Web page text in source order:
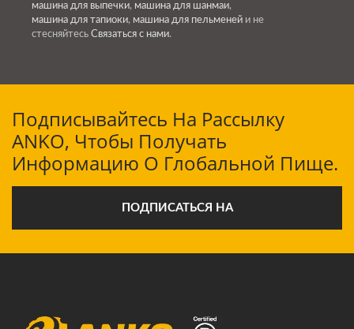
машина для выпечки, машина для шанмаи,
машина для тапиоки, машина для пельменей и не
стесняйтесь Связаться с нами.
Подписывайтесь На Рассылку
ANKO, Чтобы Получать
Информацию О Глобальной Пище.
ПОДПИСАТЬСЯ НА